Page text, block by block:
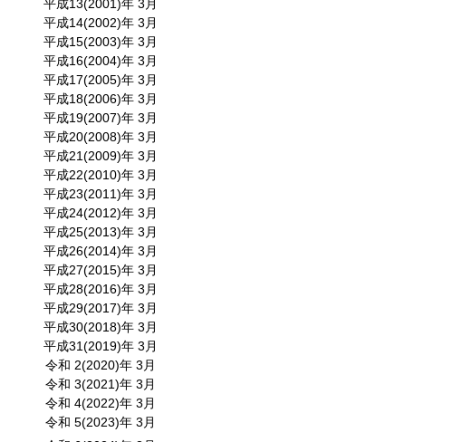
平成13(2001)年 3月
平成14(2002)年 3月
平成15(2003)年 3月
平成16(2004)年 3月
平成17(2005)年 3月
平成18(2006)年 3月
平成19(2007)年 3月
平成20(2008)年 3月
平成21(2009)年 3月
平成22(2010)年 3月
平成23(2011)年 3月
平成24(2012)年 3月
平成25(2013)年 3月
平成26(2014)年 3月
平成27(2015)年 3月
平成28(2016)年 3月
平成29(2017)年 3月
平成30(2018)年 3月
平成31(2019)年 3月
令和 2(2020)年 3月
令和 3(2021)年 3月
令和 4(2022)年 3月
令和 5(2023)年 3月